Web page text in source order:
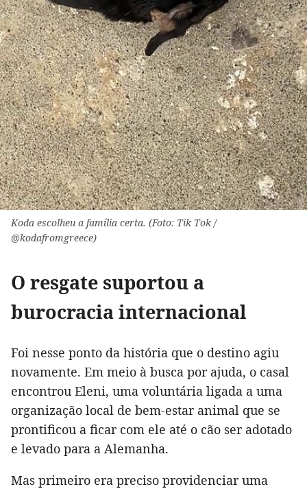
Koda escolheu a família certa. (Foto: Tik Tok /
@kodafromgreece)
O resgate suportou a
burocracia internacional
Foi nesse ponto da história que o destino agiu
novamente. Em meio à busca por ajuda, o casal
encontrou Eleni, uma voluntária ligada a uma
organização local de bem-estar animal que se
prontificou a ficar com ele até o cão ser adotado
e levado para a Alemanha.
Mas primeiro era preciso providenciar uma